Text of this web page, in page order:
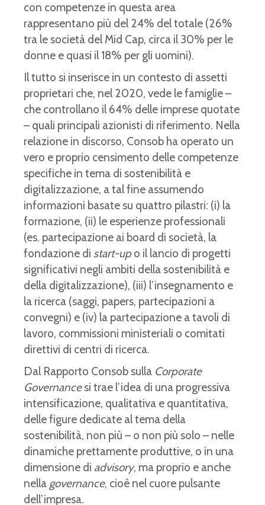
con competenze in questa area
rappresentano più del 24% del totale (26%
tra le società del Mid Cap, circa il 30% per le
donne e quasi il 18% per gli uomini).
Il tutto si inserisce in un contesto di assetti
proprietari che, nel 2020, vede le famiglie –
che controllano il 64% delle imprese quotate
– quali principali azionisti di riferimento. Nella
relazione in discorso, Consob ha operato un
vero e proprio censimento delle competenze
specifiche in tema di sostenibilità e
digitalizzazione, a tal fine assumendo
informazioni basate su quattro pilastri: (i) la
formazione, (ii) le esperienze professionali
(es. partecipazione ai board di società, la
fondazione di start-upo il lancio di progetti
significativi negli ambiti della sostenibilità e
della digitalizzazione), (iii) l’insegnamento e
la ricerca (saggi, papers, partecipazioni a
convegni) e (iv) la partecipazione a tavoli di
lavoro, commissioni ministeriali o comitati
direttivi di centri di ricerca.
Dal Rapporto Consob sulla Corporate
Governancesi trae l’idea di una progressiva
intensificazione, qualitativa e quantitativa,
delle figure dedicate al tema della
sostenibilità, non più – o non più solo – nelle
dinamiche prettamente produttive, o in una
dimensione di advisory, ma proprio e anche
nella governance, cioè nel cuore pulsante
dell’impresa.